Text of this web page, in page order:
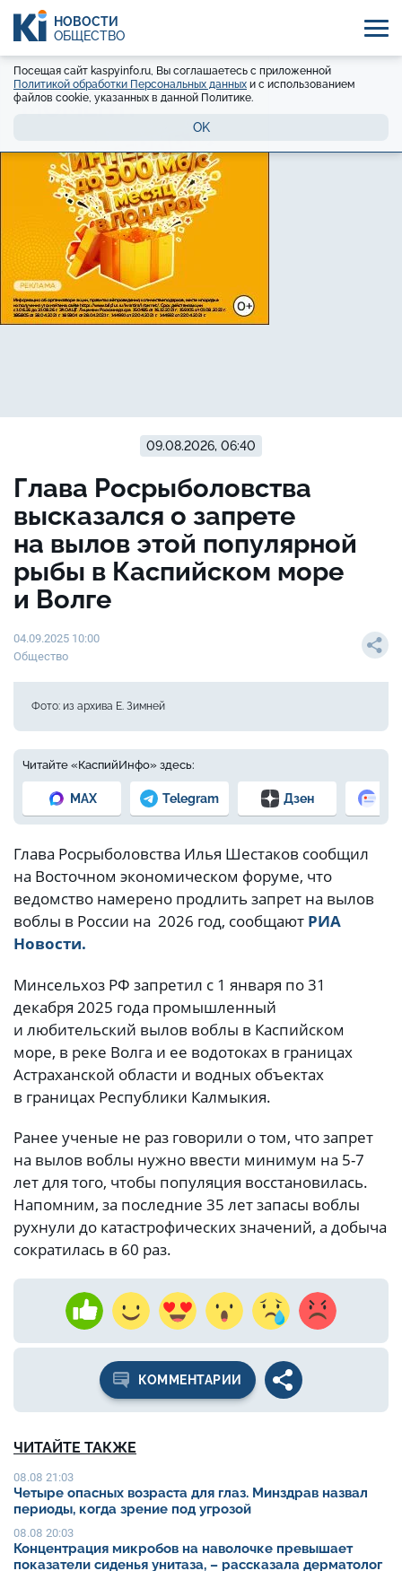
НОВОСТИ
ОБЩЕСТВО
Посещая сайт kaspyinfo.ru, Вы соглашаетесь с приложенной
Политикой обработки Персональных данных и с использованием
файлов cookie, указанных в данной Политике.
OK
09.08.2026, 06:40
Глава Росрыболовства
высказался о запрете
на вылов этой популярной
рыбы в Каспийском море
и Волге
04.09.2025 10:00
Общество
Фото: из архива Е. Зимней
Читайте «КаспийИнфо» здесь:
MAX Telegram Дзен
Глава Росрыболовства Илья Шестаков сообщил
на Восточном экономическом форуме, что
ведомство намерено продлить запрет на вылов
воблы в России на 2026 год, сообщают РИА
Новости.
Минсельхоз РФ запретил с 1 января по 31
декабря 2025 года промышленный
и любительский вылов воблы в Каспийском
море, в реке Волга и ее водотоках в границах
Астраханской области и водных объектах
в границах Республики Калмыкия.
Ранее ученые не раз говорили о том, что запрет
на вылов воблы нужно ввести минимум на 5-7
лет для того, чтобы популяция восстановилась.
Напомним, за последние 35 лет запасы воблы
рухнули до катастрофических значений, а добыча
сократилась в 60 раз.
КОММЕНТАРИИ
ЧИТАЙТЕ ТАКЖЕ
08.08 21:03
Четыре опасных возраста для глаз. Минздрав назвал
периоды, когда зрение под угрозой
08.08 20:03
Концентрация микробов на наволочке превышает
показатели сиденья унитаза, – рассказала дерматолог